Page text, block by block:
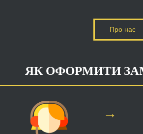
Про нас
ЯК ОФОРМИТИ
→